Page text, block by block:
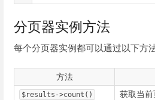
分页器实例方法
每个分页器实例都可以通过以下方
方法
$results->count() 获取当